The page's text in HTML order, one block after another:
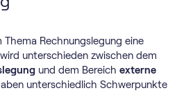
Thema Rechnungslegung eine
unterschieden zwischen dem
und dem Bereich externe
unterschiedlich Schwerpunkte